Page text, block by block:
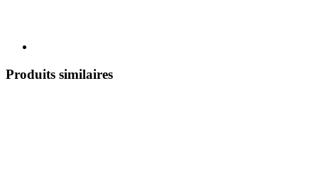
Produits similaires